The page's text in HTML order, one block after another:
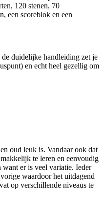
120 stenen, 70
een scoreblok en een
duidelijke handleiding zet je
en echt heel gezellig om
oud leuk is. Vandaar ook dat
te leren en eenvoudig
want er is veel variatie. Ieder
waardoor het uitdagend
op verschillende niveaus te